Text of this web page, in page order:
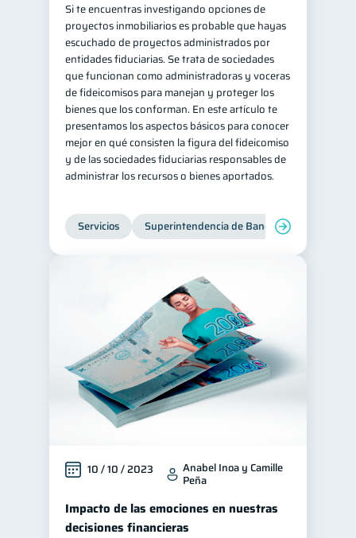
Si te encuentras investigando opciones de
proyectos inmobiliarios es probable que hayas
escuchado de proyectos administrados por
entidades fiduciarias. Se trata de sociedades
que funcionan como administradoras y voceras
de fideicomisos para manejan y proteger los
bienes que los conforman. En este artículo te
presentamos los aspectos básicos para conocer
mejor en qué consisten la figura del fideicomiso
y de las sociedades fiduciarias responsables de
administrar los recursos o bienes aportados.
Servicios Superintendencia de Bancos
10 / 10 / 2023 Anabel Inoa y Camille
Peña
Impacto de las emociones en nuestras
decisiones financieras